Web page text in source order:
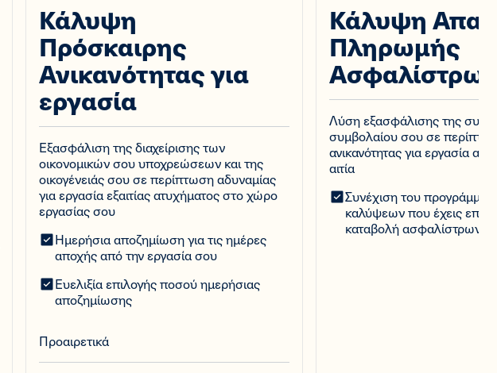
Κάλυψη
Πρόσκαιρης
Ανικανότητας για
εργασία
Εξασφάλιση της διαχείρισης των
οικονομικών σου υποχρεώσεων και της
οικογένειάς σου σε περίπτωση αδυναμίας
για εργασία εξαιτίας ατυχήματος στο χώρο
εργασίας σου
Ημερήσια αποζημίωση για τις ημέρες
αποχής από την εργασία σου
Ευελιξία επιλογής ποσού ημερήσιας
αποζημίωσης
Προαιρετικά
Κάλυψη
Πληρωμής
Ασφαλίστρων
Λύση εξασφάλισης της
συμβολαίου σου σε
ανικανότητας για εργασία
αιτία​
Συνέχιση του
καλύψεων που έχεις
καταβολή ασφαλίστρων